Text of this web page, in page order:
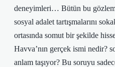
deneyimleri… Bütün bu
sosyal adalet tartışmalarını
ortasında somut bir şekilde
Havva’nın gerçek ismi nedir?
anlam taşıyor? Bu soruyu